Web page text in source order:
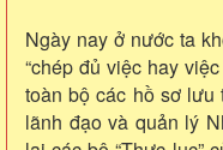
Ngày nay ở nước ta
“chép đủ việc hay
toàn bộ các hồ sơ lưu
lãnh đạo và quản lý